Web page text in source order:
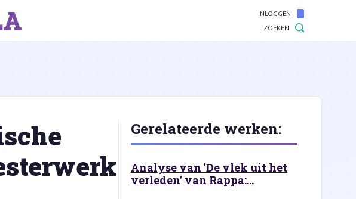
INLOGGEN
ZOEKEN
Gerelateerde werken:
Analyse van 'De vlek uit het
verleden' van Rappa:...